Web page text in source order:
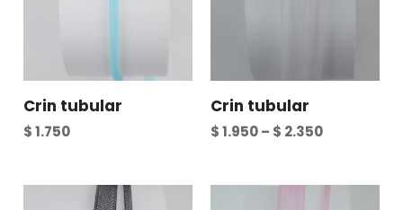
Crin tubular
$1.750
Crin tubular
$1.950– $ 2.350